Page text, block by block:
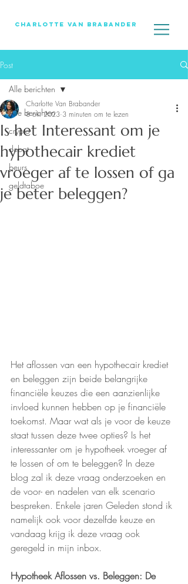
Charlotte Van Brabander
Post
Alle berichten
crypto
debat
beurs
geldtaboe
Alle berichten
Is het Interessant om je
hypothecair krediet
vroeger af te lossen of ga
je beter beleggen?
Charlotte Van Brabander
8 okt 2023 3 minuten om te lezen
Het aflossen van een hypothecair krediet
en beleggen zijn beide belangrijke
financiële keuzes die een aanzienlijke
invloed kunnen hebben op je financiële
toekomst. Maar wat als je voor de keuze
staat tussen deze twee opties? Is het
interessanter om je hypotheek vroeger af
te lossen of om te beleggen? In deze
blog zal ik deze vraag onderzoeken en
de voor- en nadelen van elk scenario
bespreken. Enkele jaren Geleden stond ik
namelijk ook voor dezelfde keuze en
vandaag krijg ik deze vraag ook
geregeld in mijn inbox.
Hypotheek Aflossen vs. Beleggen: De